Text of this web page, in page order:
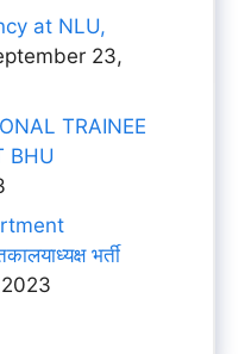
at NLU,
23,
TRAINEE
BHU
भर्ती